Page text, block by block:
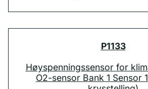
P1133
Høyspenningssensor for
O2-sensor Bank 1 Sensor